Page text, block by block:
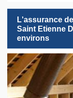
L'assurance
Saint Etienne
environs